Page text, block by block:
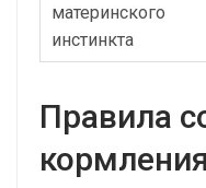
материнского
инстинкта
Правила
кормления